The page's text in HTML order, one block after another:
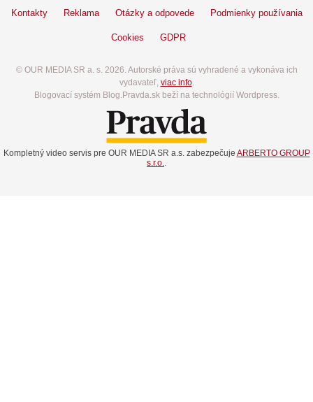
Kontakty Reklama Otázky a odpovede Podmienky používania
Cookies GDPR
© OUR MEDIA SR a. s. 2026. Autorské práva sú vyhradené a vykonáva ich
vydavateľ, viac info.
Blogovací systém Blog.Pravda.sk beží na technológií Wordpress.
Kompletný video servis pre OUR MEDIA SR a.s. zabezpečuje ARBERTO GROUP
s.r.o.